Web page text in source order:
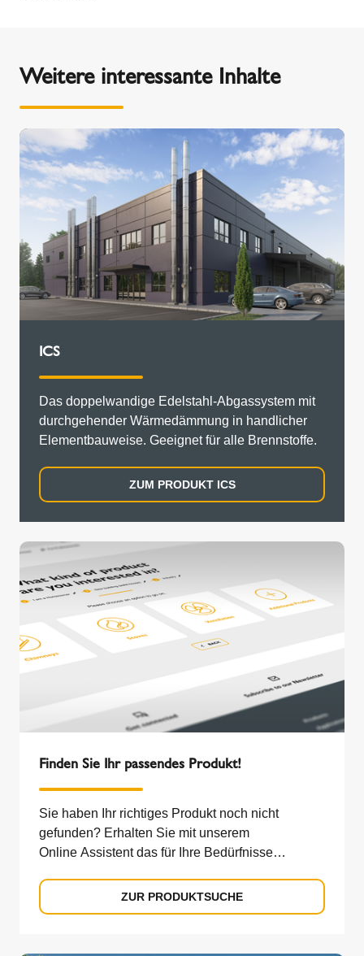
Weitere interessante Inhalte
ICS
Das doppelwandige Edelstahl-Abgassystem mit
durchgehender Wärmedämmung in handlicher
Elementbauweise. Geeignet für alle Brennstoffe.
ZUM PRODUKT ICS
Finden Sie Ihr passendes Produkt!
Sie haben Ihr richtiges Produkt noch nicht
gefunden? Erhalten Sie mit unserem
Online Assistent das für Ihre Bedürfnisse
ZUR PRODUKTSUCHE